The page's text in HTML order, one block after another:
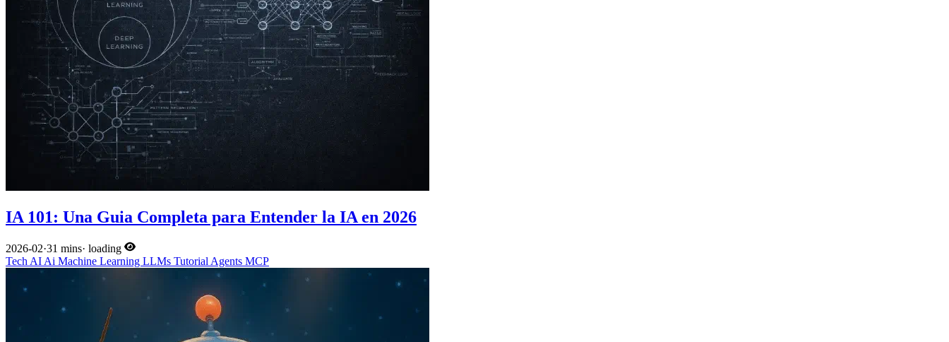
IA 101: Una Guia Completa para Entender la IA en 2026
2026-02·31 mins· loading
Tech AI Ai Machine Learning LLMs Tutorial Agents MCP